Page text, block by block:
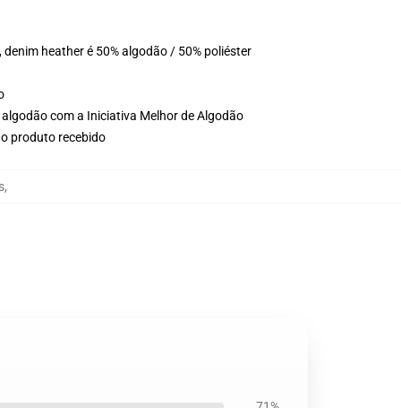
heather é 50% algodão / 50% poliéster
com a Iniciativa Melhor de Algodão
produto recebido
,